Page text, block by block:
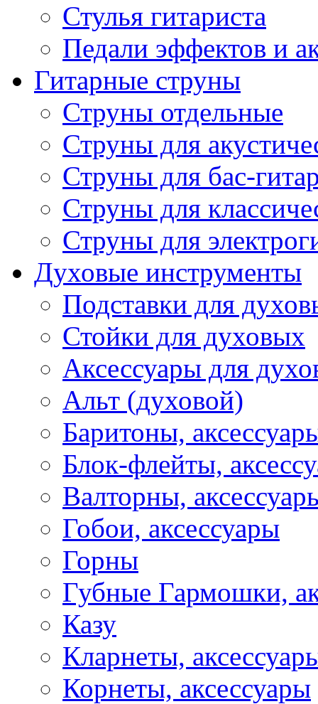
Стулья гитариста
Педали эффектов и
Гитарные струны
Струны отдельные
Струны для
Струны для бас-
Струны для
Струны для
Духовые инструменты
Подставки для
Стойки для духовых
Аксессуары для
Альт (духовой)
Баритоны,
Блок-флейты,
Валторны,
Гобои, аксессуары
Горны
Губные Гармошки,
Казу
Кларнеты,
Корнеты, аксессуары